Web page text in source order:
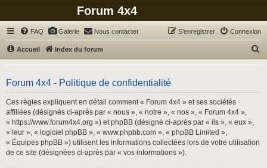
Forum 4x4
FAQ Galerie Nous contacter Connexion
S’enregistrer
Accueil Index du forum
h
Forum 4x4 - Politique de confidentialité
Ces règles expliquent en détail comment « Forum 4x4 » et ses sociétés
affiliées (désignés ci-après par « nous », « notre », « nos », « Forum 4x4 »,
« https://www.forum4x4.org ») et phpBB (désigné ci-après par « ils », « eux »,
« leur », « logiciel phpBB », « www.phpbb.com », « phpBB Limited »,
« Équipes phpBB ») utilisent les informations collectées lors de votre utilisation
de ce site (désignées ci-après par « vos informations »).